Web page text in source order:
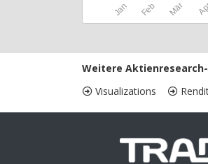
Jan Feb Mär
Weitere
Visualizations